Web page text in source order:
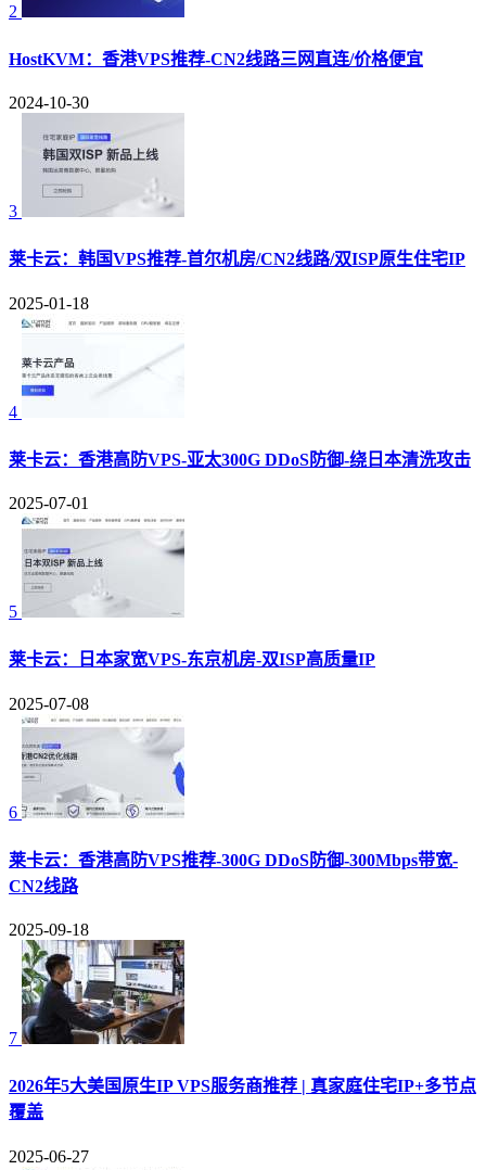
2
HostKVM：香港VPS推荐-CN2线路三网直连/价格便宜
2024-10-30
3
莱卡云：韩国VPS推荐-首尔机房/CN2线路/双ISP原生住宅IP
2025-01-18
4
莱卡云：香港高防VPS-亚太300G DDoS防御-绕日本清洗攻击
2025-07-01
5
莱卡云：日本家宽VPS-东京机房-双ISP高质量IP
2025-07-08
6
莱卡云：香港高防VPS推荐-300G DDoS防御-300Mbps带宽-
CN2线路
2025-09-18
7
2026年5大美国原生IP VPS服务商推荐 | 真家庭住宅IP+多节点
覆盖
2025-06-27